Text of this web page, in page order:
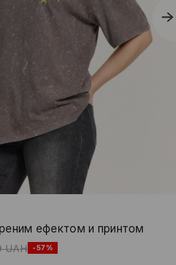
ефектом и принтом
UAH -57%